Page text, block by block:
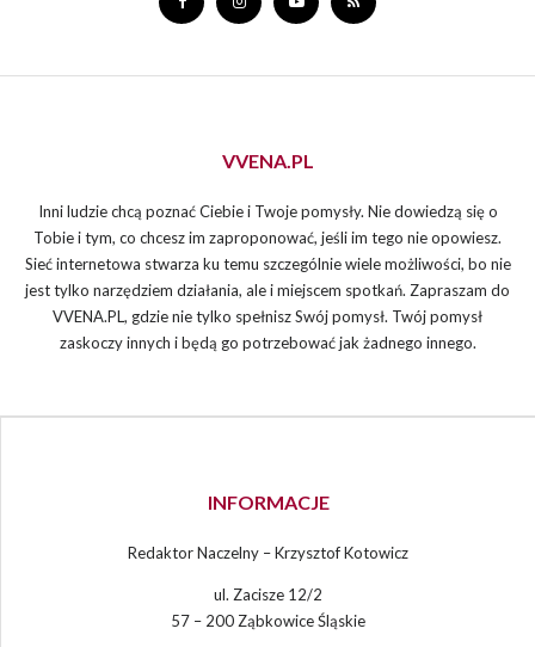
VVENA.PL
Inni ludzie chcą poznać Ciebie i Twoje pomysły. Nie dowiedzą się o
Tobie i tym, co chcesz im zaproponować, jeśli im tego nie opowiesz.
Sieć internetowa stwarza ku temu szczególnie wiele możliwości, bo nie
jest tylko narzędziem działania, ale i miejscem spotkań. Zapraszam do
VVENA.PL, gdzie nie tylko spełnisz Swój pomysł. Twój pomysł
zaskoczy innych i będą go potrzebować jak żadnego innego.
INFORMACJE
Redaktor Naczelny – Krzysztof Kotowicz
ul. Zacisze 12/2
57 – 200 Ząbkowice Śląskie